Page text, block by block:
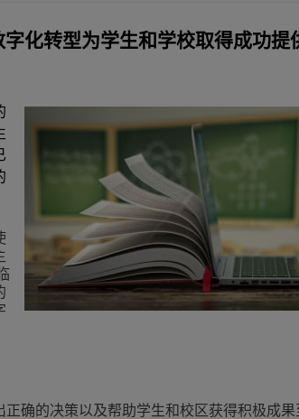
更多
Demand
程序
Communications
DECT Platforms
DECT Base Stations
更多
团队
化转型为学生和学校取得成功提
确的决策以及帮助学生和校区获得积极成